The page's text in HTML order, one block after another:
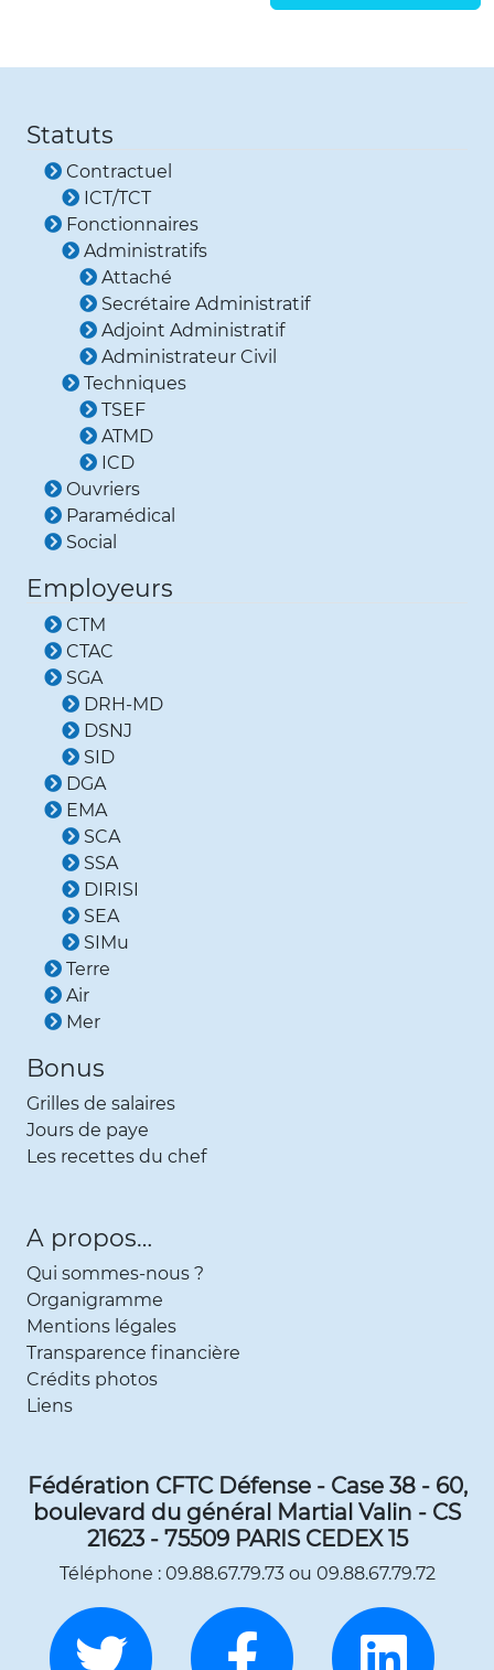
Statuts
Contractuel
ICT/TCT
Fonctionnaires
Administratifs
Attaché
Secrétaire Administratif
Adjoint Administratif
Administrateur Civil
Techniques
TSEF
ATMD
ICD
Ouvriers
Paramédical
Social
Employeurs
CTM
CTAC
SGA
DRH-MD
DSNJ
SID
DGA
EMA
SCA
SSA
DIRISI
SEA
SIMu
Terre
Air
Mer
Bonus
Grilles de salaires
Jours de paye
Les recettes du chef
A propos…
Qui sommes-nous ?
Organigramme
Mentions légales
Transparence financière
Crédits photos
Liens
Fédération CFTC Défense - Case 38 - 60,
boulevard du général Martial Valin - CS
21623 - 75509 PARIS CEDEX 15
Téléphone : 09.88.67.79.73 ou 09.88.67.79.72